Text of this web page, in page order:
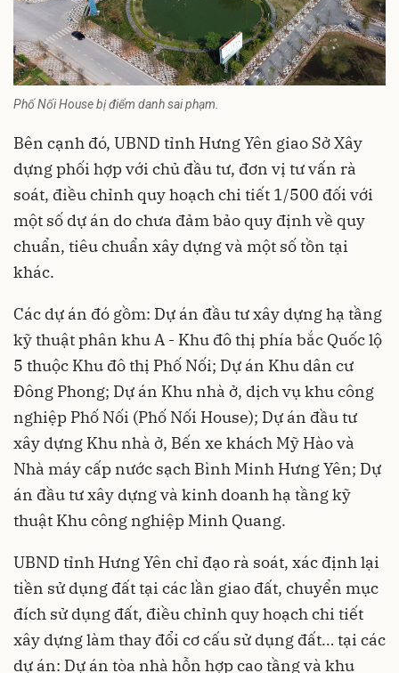
Phố Nối House bị điểm danh sai phạm.
Bên cạnh đó, UBND tỉnh Hưng Yên giao Sở Xây
dựng phối hợp với chủ đầu tư, đơn vị tư vấn rà
soát, điều chỉnh quy hoạch chi tiết 1/500 đối với
một số dự án do chưa đảm bảo quy định về quy
chuẩn, tiêu chuẩn xây dựng và một số tồn tại
khác.
Các dự án đó gồm: Dự án đầu tư xây dựng hạ tầng
kỹ thuật phân khu A - Khu đô thị phía bắc Quốc lộ
5 thuộc Khu đô thị Phố Nối; Dự án Khu dân cư
Đông Phong; Dự án Khu nhà ở, dịch vụ khu công
nghiệp Phố Nối (Phố Nối House); Dự án đầu tư
xây dựng Khu nhà ở, Bến xe khách Mỹ Hào và
Nhà máy cấp nước sạch Bình Minh Hưng Yên; Dự
án đầu tư xây dựng và kinh doanh hạ tầng kỹ
thuật Khu công nghiệp Minh Quang.
UBND tỉnh Hưng Yên chỉ đạo rà soát, xác định lại
tiền sử dụng đất tại các lần giao đất, chuyển mục
đích sử dụng đất, điều chỉnh quy hoạch chi tiết
xây dựng làm thay đổi cơ cấu sử dụng đất… tại các
dự án: Dự án tòa nhà hỗn hợp cao tầng và khu